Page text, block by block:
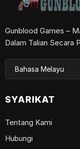
Gunblood Games –
Dalam Talian Secara
SYARIKAT
Tentang Kami
Hubungi